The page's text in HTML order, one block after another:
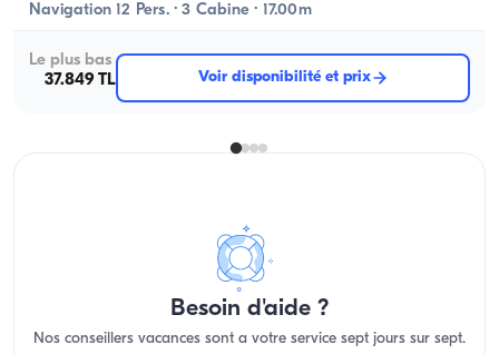
Navigation 12 Pers. · 3 Cabine · 17.00m
Le plus bas
37.849 TL
Voir disponibilité et prix
Besoin d'aide ?
Nos conseillers vacances sont a votre service sept jours sur sept.